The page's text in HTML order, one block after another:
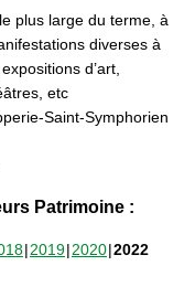
plus large du terme, à
diverses à
d’art,
etc
Saint-Symphorien
Patrimoine :
2019 2020 2022